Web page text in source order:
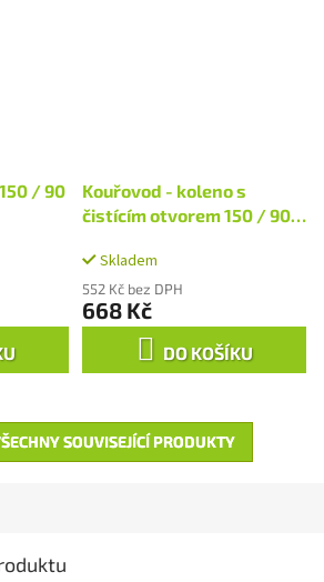
/ 90
Kouřovod - koleno s
čistícím otvorem 150 / 90 /
Skladem
552 Kč bez DPH
668 Kč
DO KOŠÍKU
SOUVISEJÍCÍ PRODUKTY